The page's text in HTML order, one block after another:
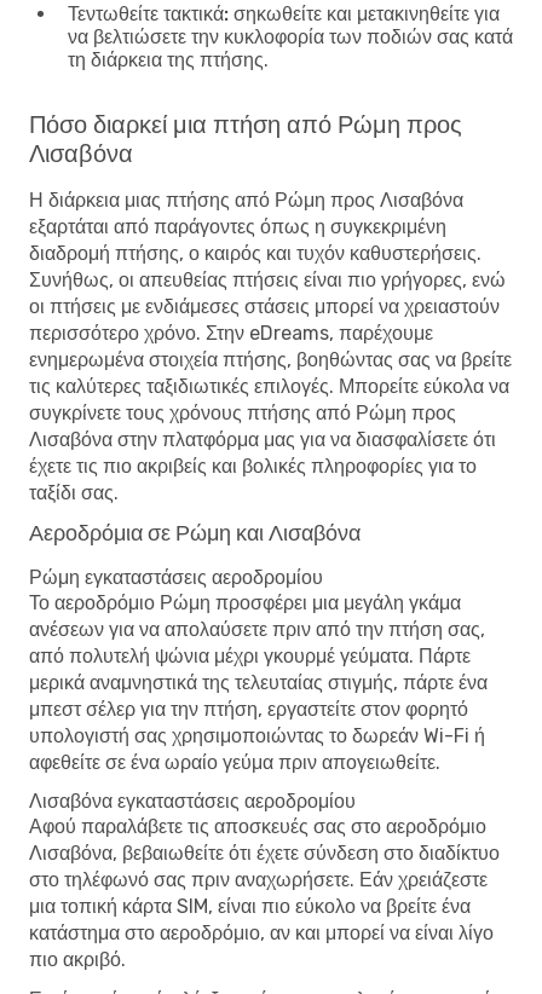
Τεντωθείτε τακτικά: σηκωθείτε και μετακινηθείτε για
να βελτιώσετε την κυκλοφορία των ποδιών σας κατά
τη διάρκεια της πτήσης.
Πόσο διαρκεί μια πτήση από Ρώμη προς
Λισαβόνα
Η διάρκεια μιας πτήσης από Ρώμη προς Λισαβόνα
εξαρτάται από παράγοντες όπως η συγκεκριμένη
διαδρομή πτήσης, ο καιρός και τυχόν καθυστερήσεις.
Συνήθως, οι απευθείας πτήσεις είναι πιο γρήγορες, ενώ
οι πτήσεις με ενδιάμεσες στάσεις μπορεί να χρειαστούν
περισσότερο χρόνο. Στην eDreams, παρέχουμε
ενημερωμένα στοιχεία πτήσης, βοηθώντας σας να βρείτε
τις καλύτερες ταξιδιωτικές επιλογές. Μπορείτε εύκολα να
συγκρίνετε τους χρόνους πτήσης από Ρώμη προς
Λισαβόνα στην πλατφόρμα μας για να διασφαλίσετε ότι
έχετε τις πιο ακριβείς και βολικές πληροφορίες για το
ταξίδι σας.
Αεροδρόμια σε Ρώμη και Λισαβόνα
Ρώμη εγκαταστάσεις αεροδρομίου
Το αεροδρόμιο Ρώμη προσφέρει μια μεγάλη γκάμα
ανέσεων για να απολαύσετε πριν από την πτήση σας,
από πολυτελή ψώνια μέχρι γκουρμέ γεύματα. Πάρτε
μερικά αναμνηστικά της τελευταίας στιγμής, πάρτε ένα
μπεστ σέλερ για την πτήση, εργαστείτε στον φορητό
υπολογιστή σας χρησιμοποιώντας το δωρεάν Wi-Fi ή
αφεθείτε σε ένα ωραίο γεύμα πριν απογειωθείτε.
Λισαβόνα εγκαταστάσεις αεροδρομίου
Αφού παραλάβετε τις αποσκευές σας στο αεροδρόμιο
Λισαβόνα, βεβαιωθείτε ότι έχετε σύνδεση στο διαδίκτυο
στο τηλέφωνό σας πριν αναχωρήσετε. Εάν χρειάζεστε
μια τοπική κάρτα SIM, είναι πιο εύκολο να βρείτε ένα
κατάστημα στο αεροδρόμιο, αν και μπορεί να είναι λίγο
πιο ακριβό.